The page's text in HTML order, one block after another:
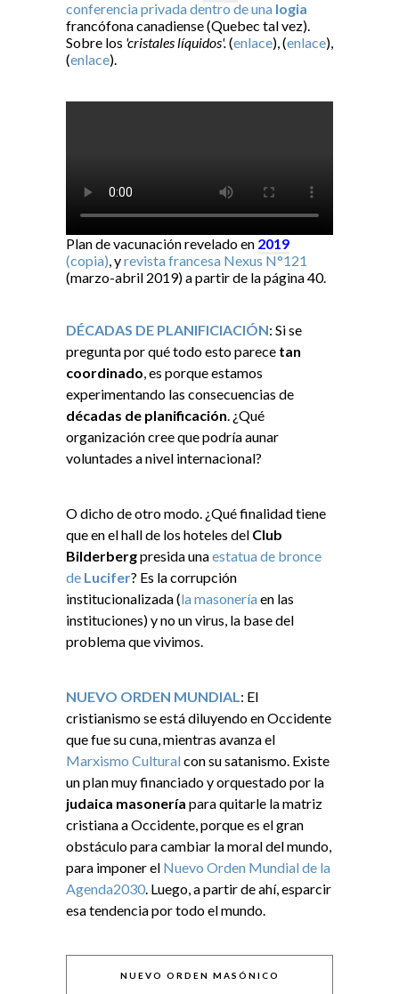
conferencia privada dentro de una logia
francófona canadiense (Quebec tal vez).
Sobre los 'cristales líquidos'.(enlace), (enlace),
(enlace).
Plan de vacunación revelado en 2019
(copia), yrevista francesa Nexus N°121
(marzo-abril 2019) a partir de la página 40.
DÉCADAS DE PLANIFICIACIÓN: Si se
pregunta por qué todo esto parece tan
coordinado, es porque estamos
experimentando las consecuencias de
décadas de planificación. ¿Qué
organización cree que podría aunar
voluntades a nivel internacional?
O dicho de otro modo. ¿Qué finalidad tiene
que en el hall de los hoteles del Club
Bilderbergpresida unaestatua de bronce
de Lucifer? Es la corrupción
institucionalizada (la masoneríaen las
instituciones) y no un virus, la base del
problema que vivimos.
NUEVO ORDEN MUNDIAL: El
cristianismo se está diluyendo en Occidente
que fue su cuna, mientras avanza el
Marxismo Culturalcon su satanismo. Existe
un plan muy financiado y orquestado por la
judaica masonería para quitarle la matriz
cristiana a Occidente, porque es el gran
obstáculo para cambiar la moral del mundo,
para imponer el Nuevo Orden Mundial de la
Agenda2030. Luego, a partir de ahí, esparcir
esa tendencia por todo el mundo.
NUEVO ORDEN MASÓNICO